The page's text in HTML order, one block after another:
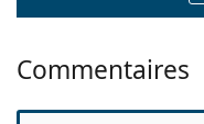
Commentaires